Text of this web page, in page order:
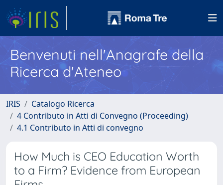
Benvenuti nell'Anagrafe della
Ricerca d'Ateneo
IRIS
Catalogo Ricerca
4 Contributo in Atti di Convegno (Proceeding)
4.1 Contributo in Atti di convegno
How Much is CEO Education Worth
to a Firm? Evidence from European